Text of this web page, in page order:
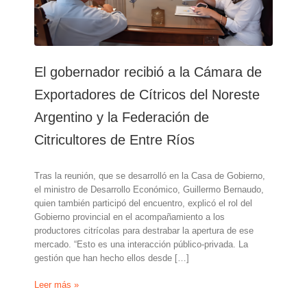
El gobernador recibió a la Cámara de
Exportadores de Cítricos del Noreste
Argentino y la Federación de
Citricultores de Entre Ríos
Tras la reunión, que se desarrolló en la Casa de Gobierno,
el ministro de Desarrollo Económico, Guillermo Bernaudo,
quien también participó del encuentro, explicó el rol del
Gobierno provincial en el acompañamiento a los
productores citrícolas para destrabar la apertura de ese
mercado. “Esto es una interacción público-privada. La
gestión que han hecho ellos desde […]
El
Leer más »